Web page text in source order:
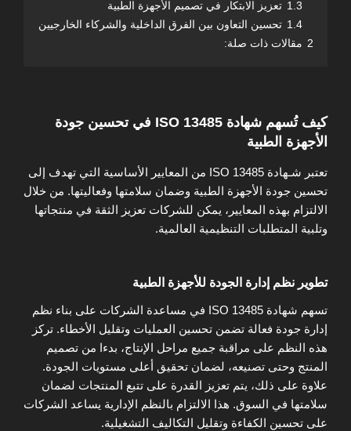
1.3 تعزيز الابتكار في تصميم الأجهزة الطبية
1.4 تحسين التعاون بين الفرق الداخلية والشركاء الخارجيين
2 مقالات ذات صلة:
كيف تُسهم شهادة ISO 13485 في تحسين جودة
الأجهزة الطبية
تعتبر شـهادة ISO 13485 من المعايير الأساسية التي تهدف إلى
تحسين جودة الأجهزة الطبية وضمان سلامتها وفعاليتها. من خلال
الالتزام بهذه المعايير، يمكن للشركات تعزيز الثقة في منتجاتها
وتلبية المتطلبات التنظيمية العالمية.
تطوير نظم إدارة الجودة للأجهزة الطبية
تسهم شهادة ISO 13485 في مساعدة الشركات على بناء نظم
إدارة جودة فعالة تضمن تحسين العمليات وتقليل الأخطاء. تركز
هذه النظم على مراقبة جميع مراحل الإنتاج، بدءا من تصميم
المنتج وحتى تصنيعه، لضمان تحقيق أعلى مستويات الجودة.
علاوة على ذلك، يتم تعزيز القدرة على تتبع المنتجات لضمان
سلامتها في السوق. هذا الالتزام بالنظم الإدارية يساعد الشركات
على تحسين الكفاءة وتقليل التكاليف التشغيلية.